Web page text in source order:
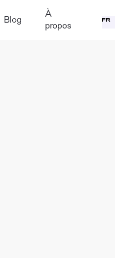
Blog
À
propos
FR